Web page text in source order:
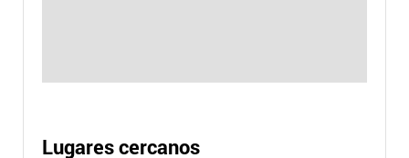
Lugares cercanos